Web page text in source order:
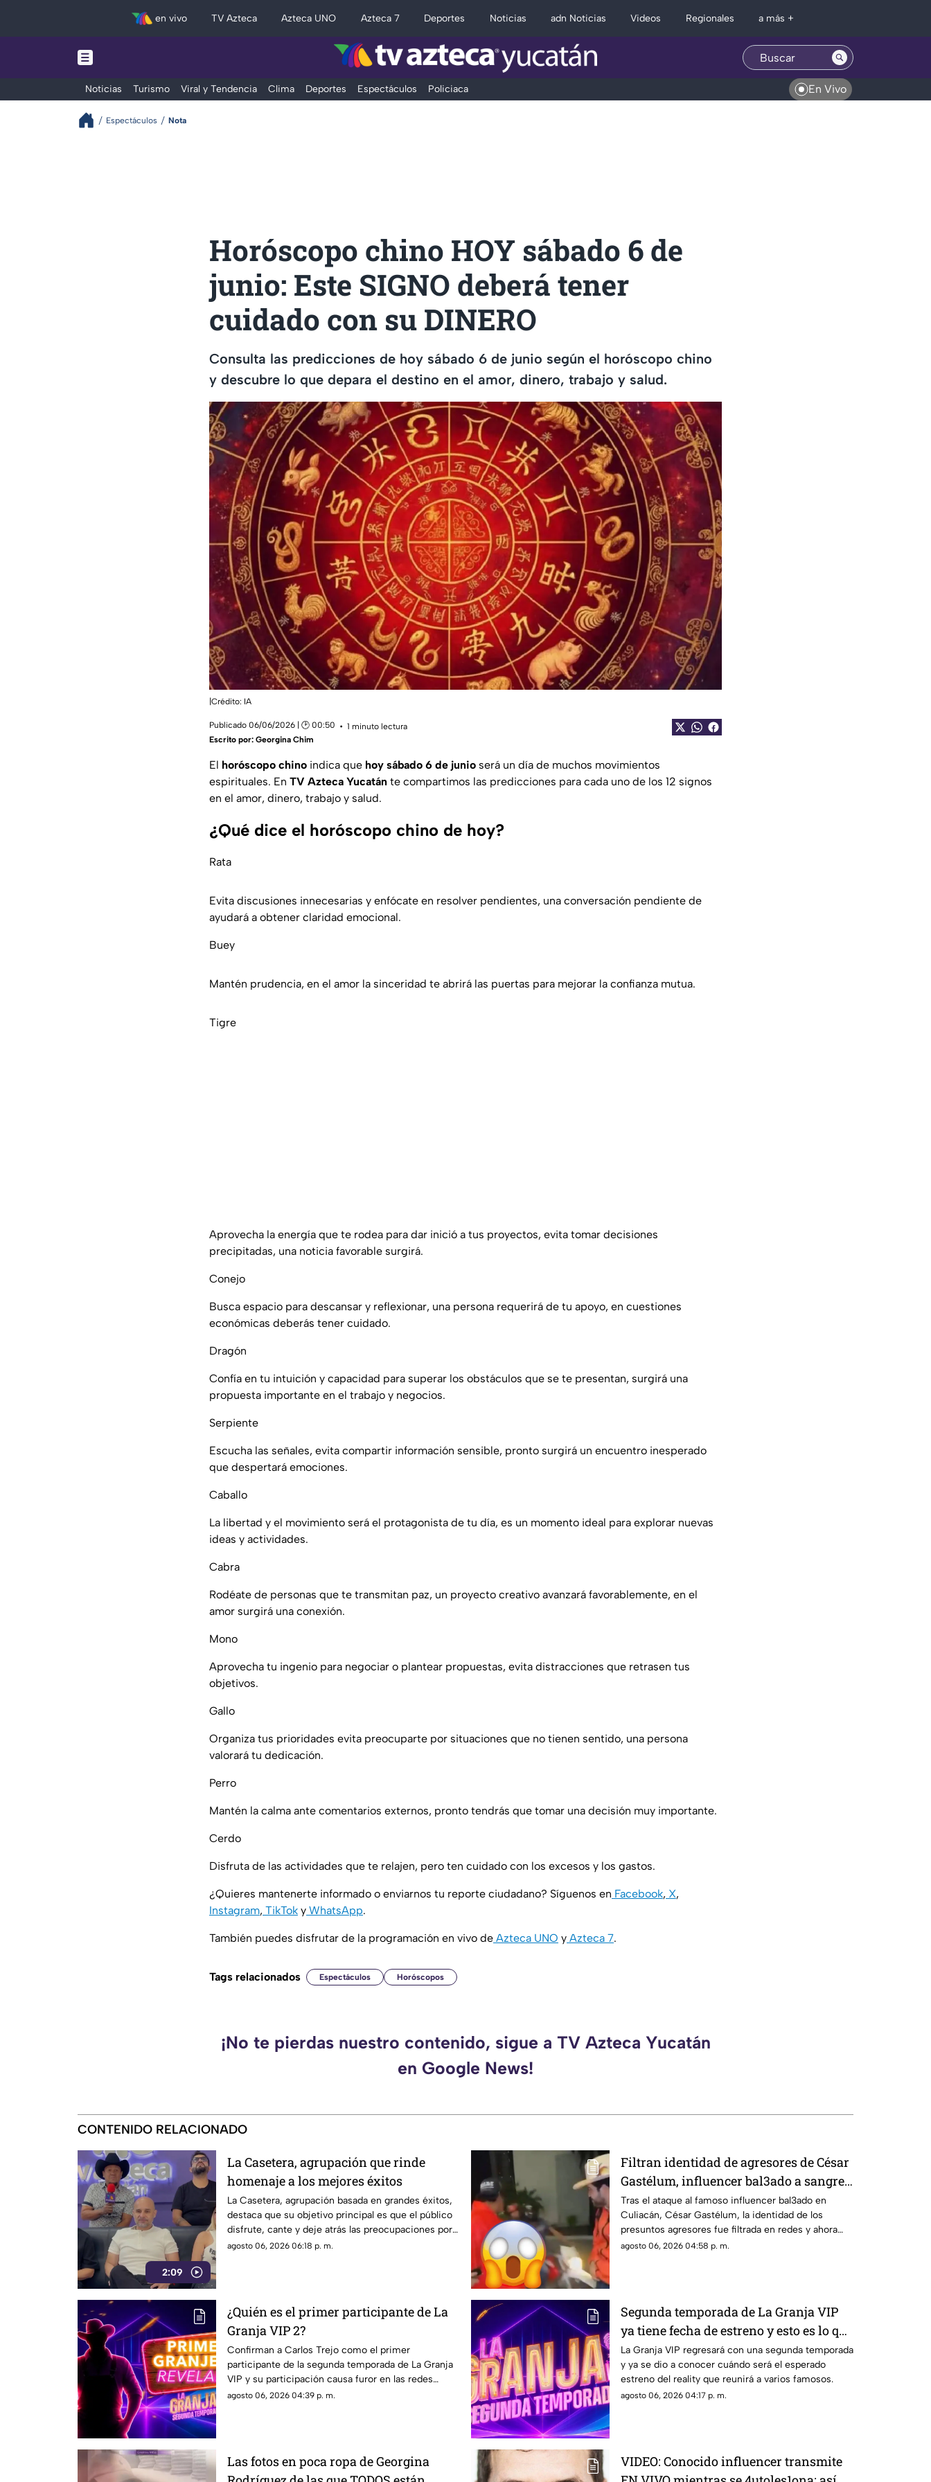
en vivo TV Azteca Azteca UNO Azteca 7 Deportes Noticias adn Noticias Videos Regionales a más +
Noticias Turismo Viral y Tendencia Clima Deportes Espectáculos Policiaca En Vivo
Espectáculos Nota
Horóscopo chino HOY sábado 6 de
junio: Este SIGNO deberá tener
cuidado con su DINERO
Consulta las predicciones de hoy sábado 6 de junio según el horóscopo chino
y descubre lo que depara el destino en el amor, dinero, trabajo y salud.
|Crédito: IA
Publicado 06/06/2026 | 🕑 00:50
1 minuto lectura
Escrito por: Georgina Chim
El horóscopo chino indica que hoy sábado 6 de junio será un día de muchos movimientos
espirituales. En TV Azteca Yucatán te compartimos las predicciones para cada uno de los 12 signos
en el amor, dinero, trabajo y salud.
¿Qué dice el horóscopo chino de hoy?
Rata
Evita discusiones innecesarias y enfócate en resolver pendientes, una conversación pendiente de
ayudará a obtener claridad emocional.
Buey
Mantén prudencia, en el amor la sinceridad te abrirá las puertas para mejorar la confianza mutua.
Tigre
Aprovecha la energía que te rodea para dar inició a tus proyectos, evita tomar decisiones
precipitadas, una noticia favorable surgirá.
Conejo
Busca espacio para descansar y reflexionar, una persona requerirá de tu apoyo, en cuestiones
económicas deberás tener cuidado.
Dragón
Confía en tu intuición y capacidad para superar los obstáculos que se te presentan, surgirá una
propuesta importante en el trabajo y negocios.
Serpiente
Escucha las señales, evita compartir información sensible, pronto surgirá un encuentro inesperado
que despertará emociones.
Caballo
La libertad y el movimiento será el protagonista de tu día, es un momento ideal para explorar nuevas
ideas y actividades.
Cabra
Rodéate de personas que te transmitan paz, un proyecto creativo avanzará favorablemente, en el
amor surgirá una conexión.
Mono
Aprovecha tu ingenio para negociar o plantear propuestas, evita distracciones que retrasen tus
objetivos.
Gallo
Organiza tus prioridades evita preocuparte por situaciones que no tienen sentido, una persona
valorará tu dedicación.
Perro
Mantén la calma ante comentarios externos, pronto tendrás que tomar una decisión muy importante.
Cerdo
Disfruta de las actividades que te relajen, pero ten cuidado con los excesos y los gastos.
¿Quieres mantenerte informado o enviarnos tu reporte ciudadano? Síguenos en Facebook, X,
Instagram, TikTok y WhatsApp.
También puedes disfrutar de la programación en vivo de Azteca UNO y Azteca 7.
Tags relacionados Espectáculos Horóscopos
¡No te pierdas nuestro contenido, sigue a TV Azteca Yucatán
en Google News!
CONTENIDO RELACIONADO
2:09
La Casetera, agrupación que rinde
homenaje a los mejores éxitos
La Casetera, agrupación basada en grandes éxitos,
destaca que su objetivo principal es que el público
disfrute, cante y deje atrás las preocupaciones por
un momento.
agosto 06, 2026 06:18 p. m.
Filtran identidad de agresores de César
Gastélum, influencer bal3ado a sangre
fría con TIRO de GRACIA
Tras el ataque al famoso influencer bal3ado en
Culiacán, César Gastélum, la identidad de los
presuntos agresores fue filtrada en redes y ahora
son buscados.
agosto 06, 2026 04:58 p. m.
¿Quién es el primer participante de La
Granja VIP 2?
Confirman a Carlos Trejo como el primer
participante de la segunda temporada de La Granja
VIP y su participación causa furor en las redes
sociales.
agosto 06, 2026 04:39 p. m.
Segunda temporada de La Granja VIP
ya tiene fecha de estreno y esto es lo que
debes de saber
La Granja VIP regresará con una segunda temporada
y ya se dio a conocer cuándo será el esperado
estreno del reality que reunirá a varios famosos.
agosto 06, 2026 04:17 p. m.
Las fotos en poca ropa de Georgina
VIDEO: Conocido influencer transmite